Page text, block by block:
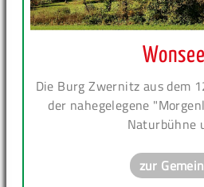
Die Burg Zwernitz aus dem
der nahegelegene
Naturbühne
zur